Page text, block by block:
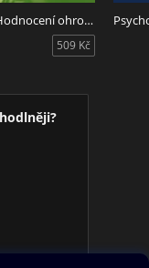
Hodnocení ohroženého dítěte a rodiny
509 Kč